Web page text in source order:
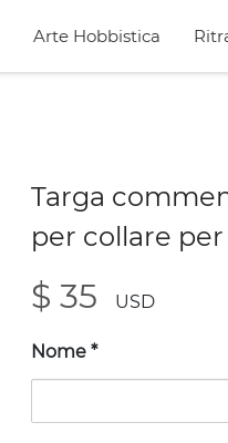
Arte Hobbistica
Targa
per collare
$ 35 USD
Nome*